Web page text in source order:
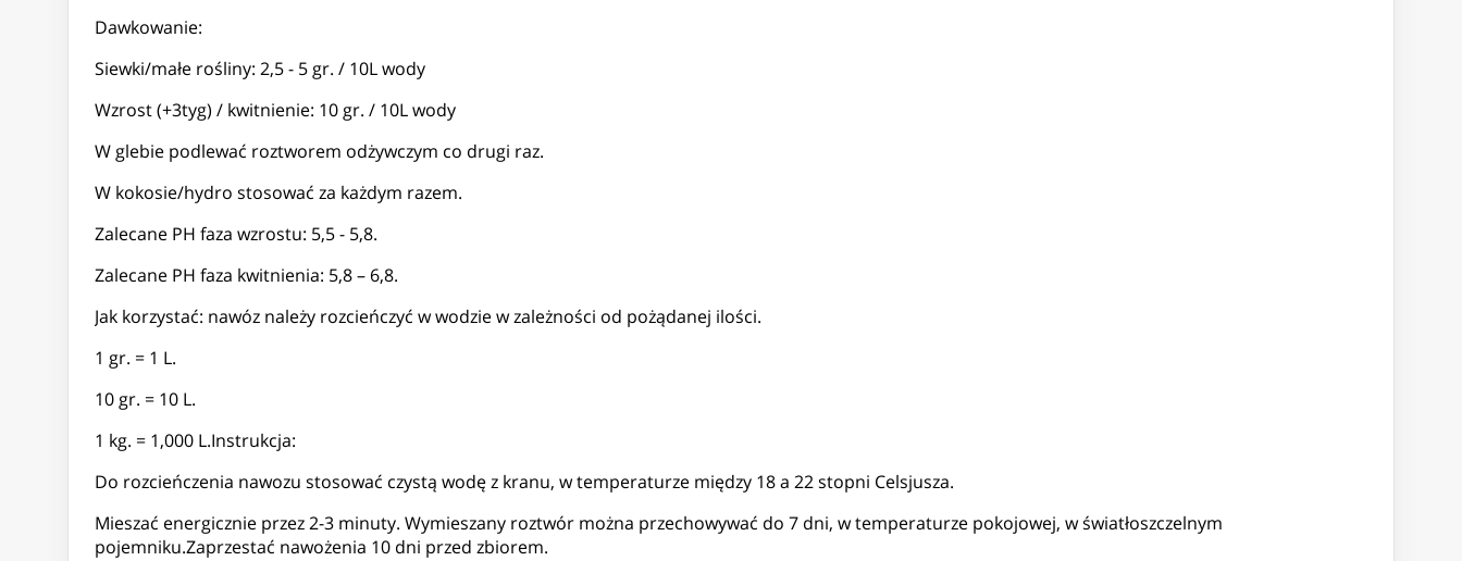
Dawkowanie:
Siewki/małe rośliny: 2,5 - 5 gr. / 10L wody
Wzrost (+3tyg) / kwitnienie: 10 gr. / 10L wody
W glebie podlewać roztworem odżywczym co drugi raz.
W kokosie/hydro stosować za każdym razem.
Zalecane PH faza wzrostu: 5,5 - 5,8.
Zalecane PH faza kwitnienia: 5,8 – 6,8.
Jak korzystać: nawóz należy rozcieńczyć w wodzie w zależności od pożądanej ilości.
1 gr. = 1 L.
10 gr. = 10 L.
1 kg. = 1,000 L.Instrukcja:
Do rozcieńczenia nawozu stosować czystą wodę z kranu, w temperaturze między 18 a 22 stopni Celsjusza.
Mieszać energicznie przez 2-3 minuty. Wymieszany roztwór można przechowywać do 7 dni, w temperaturze pokojowej, w światłoszczelnym
pojemniku.Zaprzestać nawożenia 10 dni przed zbiorem.